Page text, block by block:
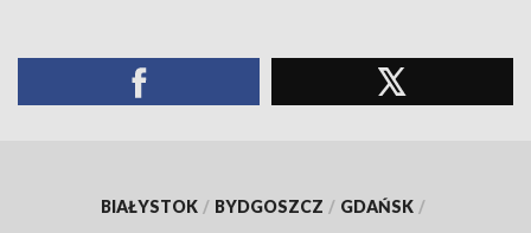
BIAŁYSTOK / BYDGOSZCZ / GDAŃSK /